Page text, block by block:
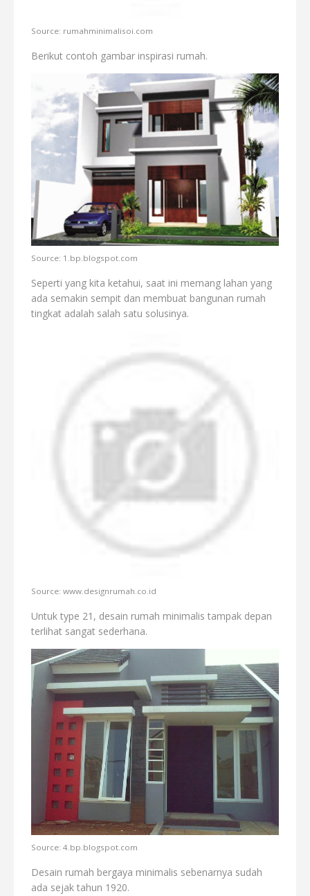
Source: rumahminimalisoi.com
Berikut contoh gambar inspirasi rumah.
Source: 1.bp.blogspot.com
Seperti yang kita ketahui, saat ini memang lahan yang
ada semakin sempit dan membuat bangunan rumah
tingkat adalah salah satu solusinya.
Source: www.designrumah.co.id
Untuk type 21, desain rumah minimalis tampak depan
terlihat sangat sederhana.
Source: 4.bp.blogspot.com
Desain rumah bergaya minimalis sebenarnya sudah
ada sejak tahun 1920.